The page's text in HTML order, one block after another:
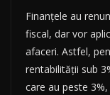
Finanțele au
fiscal, dar vor
afaceri. Astfel,
rentabilității sub
care au peste